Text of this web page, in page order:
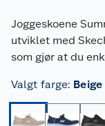
Joggeskoene
utviklet med
som gjør at du
Valgt farge: Beige